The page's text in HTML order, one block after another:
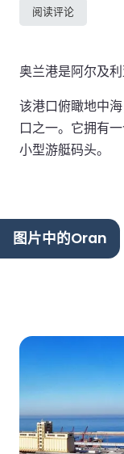
阅读评论
奥兰港是阿尔及
该港口俯瞰地中
口之一。它拥有
小型游艇码头。
图片中的Oran